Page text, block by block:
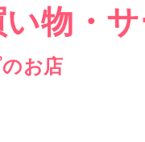
ネッ
計(お金)に
まつわる活動
い物・
お店